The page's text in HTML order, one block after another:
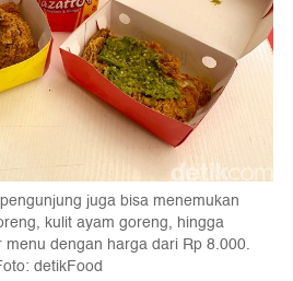
juga bisa menemukan
kulit ayam goreng, hingga
dengan harga dari Rp 8.000.
detikFood